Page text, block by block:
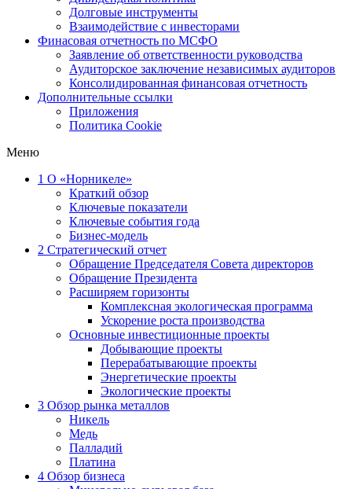
Долговые инструменты
Взаимодействие с инвеcторами
Финасовая отчетность по МСФО
Заявление об ответственности руководства
Аудиторское заключение независимых аудиторов
Консолидированная финансовая отчетность
Дополнительные ссылки
Приложения
Политика Cookie
Меню
1 О «Норникеле»
Краткий обзор
Ключевые показатели
Ключевые события года
Бизнес-модель
2 Стратегический отчет
Обращение Председателя Совета директоров
Обращение Президента
Расширяем горизонты
Комплексная экологическая программа
Ускорение роста производства
Основные инвестиционные проекты
Добывающие проекты
Перерабатывающие проекты
Энергетические проекты
Экологические проекты
3 Обзор рынка металлов
Никель
Медь
Палладий
Платина
4 Обзор бизнеса